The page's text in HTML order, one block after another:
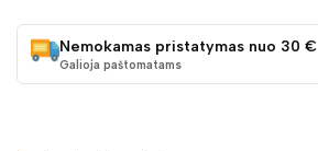
Nemokamas pristatymas nuo 30 €
Galioja paštomatams